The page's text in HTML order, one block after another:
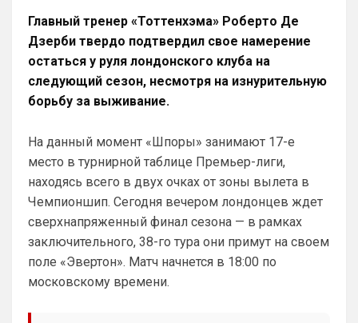
Главный тренер «Тоттенхэма» Роберто Де
Дзерби твердо подтвердил свое намерение
остаться у руля лондонского клуба на
следующий сезон, несмотря на изнурительную
борьбу за выживание.
На данный момент «Шпоры» занимают 17-е
место в турнирной таблице Премьер-лиги,
находясь всего в двух очках от зоны вылета в
Чемпионшип. Сегодня вечером лондонцев ждет
сверхнапряженный финал сезона — в рамках
заключительного, 38-го тура они примут на своем
поле «Эвертон». Матч начнется в 18:00 по
московскому времени.
настоящим. Я ниразу не приуменьшил
заслуги Челси при РА, но уже трижды
отметил неудачников американских.
Канонир • 20:30
продавать …не всегда это было к месту и
нужно, но мы это умеем. И систему нагиб
Здесь, увы, я бы поспорил. Ведь даже
при РА было куча трансферов мимо, там
девушка руководила, достаточно
вспомнить Джилободжи или Бакаойоко,
ну или Батшуайи, да куча хлама было у
Вас, так что не всегда Челси умел
покупать, а вот продавать мог, здесь не
поспорю